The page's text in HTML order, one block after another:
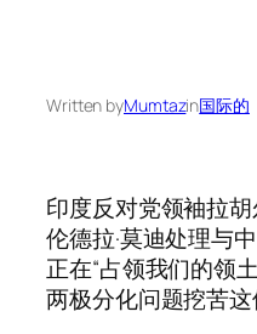
Written byMumtazin国际的
印度反对党领袖拉
伦德拉·莫迪处理与
正在“占领我们的领
两极分化问题挖苦这